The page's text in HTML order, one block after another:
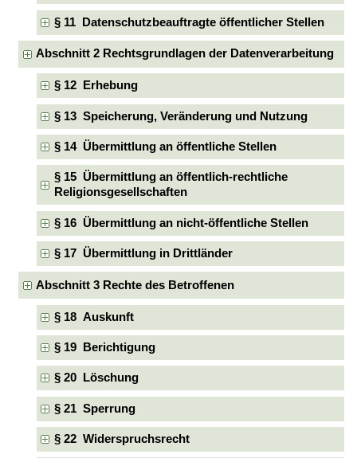
§ 11 Datenschutzbeauftragte öffentlicher Stellen
Abschnitt 2 Rechtsgrundlagen der Datenverarbeitung
§ 12 Erhebung
§ 13 Speicherung, Veränderung und Nutzung
§ 14 Übermittlung an öffentliche Stellen
§ 15 Übermittlung an öffentlich-rechtliche
Religionsgesellschaften
§ 16 Übermittlung an nicht-öffentliche Stellen
§ 17 Übermittlung in Drittländer
Abschnitt 3 Rechte des Betroffenen
§ 18 Auskunft
§ 19 Berichtigung
§ 20 Löschung
§ 21 Sperrung
§ 22 Widerspruchsrecht